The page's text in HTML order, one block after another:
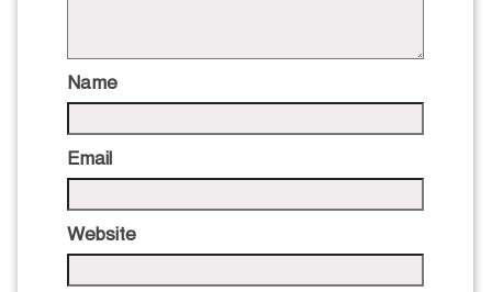
Name
Email
Website